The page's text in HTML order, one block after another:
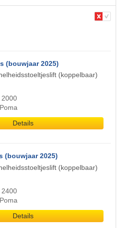
(bouwjaar 2025)
(koppelbaar)
2000
Details
(bouwjaar 2025)
(koppelbaar)
2400
Details